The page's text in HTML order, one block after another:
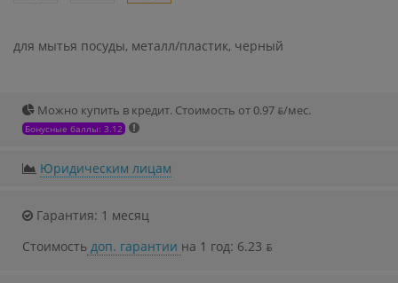
для мытья посуды, металл/пластик, черный
Можно купить в кредит. Стоимость от 0.97 ƃ/мec.
Бонусные баллы: 3.12
Юридическим лицам
Гарантия: 1 месяц
Стоимость доп. гарантии на 1 год: 6.23 ƃ